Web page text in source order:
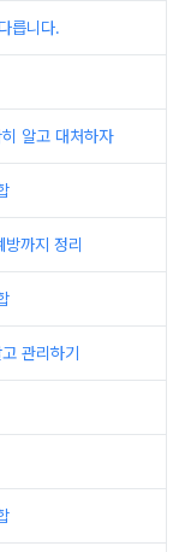
릅니다.
알고 대처하자
까지 정리
관리하기